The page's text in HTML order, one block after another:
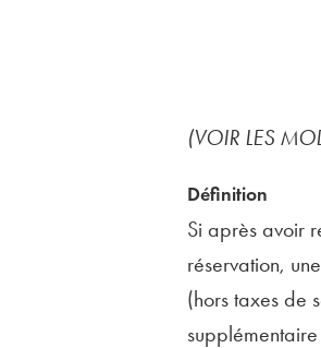
(VOIR LES
Définition
Si après avoir
réservation,
(hors taxes de